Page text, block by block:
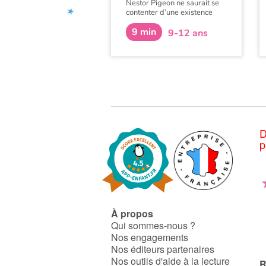
Nestor Pigeon ne saurait se
contenter d’une existence
ennuyeuse à l’abri d’un vieux
pigeonnier. Il rêve
d’aventures, de grands
9 min 9-12 ans
À propos
Qui sommes-nous ?
Nos engagements
Nos éditeurs partenaires
Nos outils d'aide à la lecture